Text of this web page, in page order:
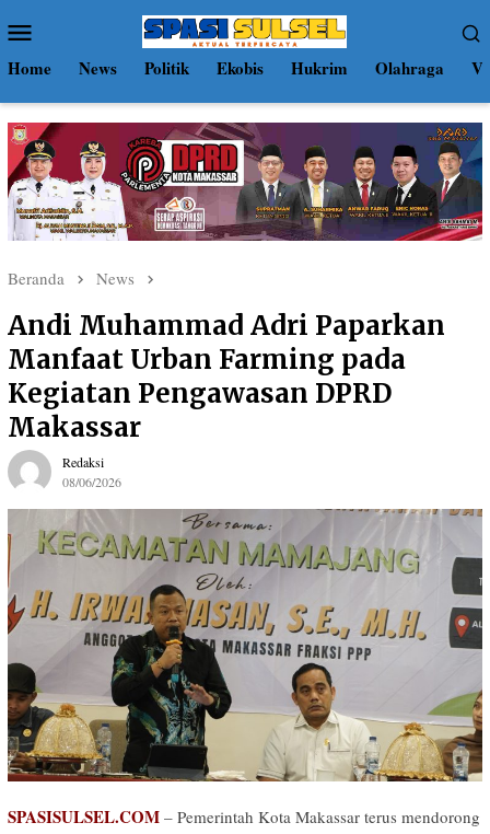
ke
kontenMobile
Home News Politik Ekobis Hukrim Olahraga
Beranda News
Andi Muhammad Adri Paparkan
Manfaat Urban Farming pada
Kegiatan Pengawasan DPRD
Makassar
Redaksi
08/06/2026
SPASISULSEL.COM – Pemerintah Kota Makassar terus mendorong